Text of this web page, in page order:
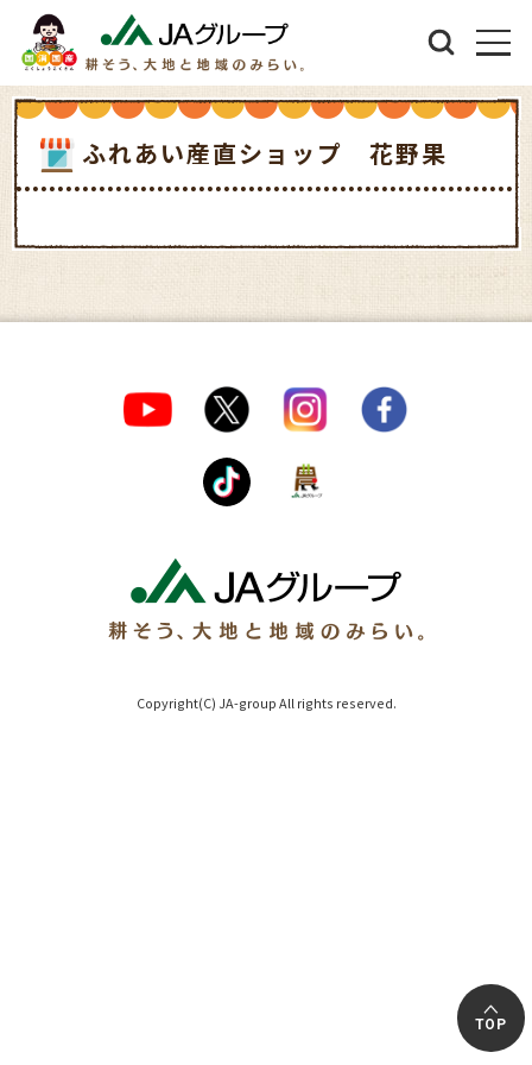
ふれあい産直ショップ 花野果
Copyright(C) JA-group All rights reserved.
TOP